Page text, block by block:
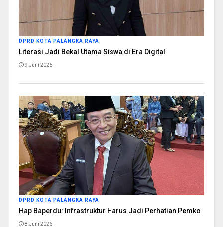
DPRD KOTA PALANGKA RAYA
Literasi Jadi Bekal Utama Siswa di Era Digital
9 Juni 2026
DPRD KOTA PALANGKA RAYA
Hap Baperdu: Infrastruktur Harus Jadi Perhatian Pemko
8 Juni 2026